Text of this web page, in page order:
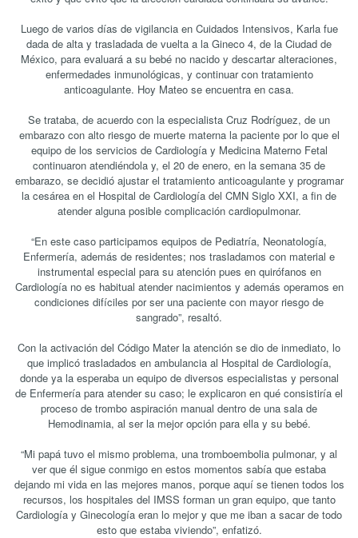
Luego de varios días de vigilancia en Cuidados Intensivos, Karla fue
dada de alta y trasladada de vuelta a la Gineco 4, de la Ciudad de
México, para evaluará a su bebé no nacido y descartar alteraciones,
enfermedades inmunológicas, y continuar con tratamiento
anticoagulante. Hoy Mateo se encuentra en casa.
Se trataba, de acuerdo con la especialista Cruz Rodríguez, de un
embarazo con alto riesgo de muerte materna la paciente por lo que el
equipo de los servicios de Cardiología y Medicina Materno Fetal
continuaron atendiéndola y, el 20 de enero, en la semana 35 de
embarazo, se decidió ajustar el tratamiento anticoagulante y programar
la cesárea en el Hospital de Cardiología del CMN Siglo XXI, a fin de
atender alguna posible complicación cardiopulmonar.
“En este caso participamos equipos de Pediatría, Neonatología,
Enfermería, además de residentes; nos trasladamos con material e
instrumental especial para su atención pues en quirófanos en
Cardiología no es habitual atender nacimientos y además operamos en
condiciones difíciles por ser una paciente con mayor riesgo de
sangrado”, resaltó.
Con la activación del Código Mater la atención se dio de inmediato, lo
que implicó trasladados en ambulancia al Hospital de Cardiología,
donde ya la esperaba un equipo de diversos especialistas y personal
de Enfermería para atender su caso; le explicaron en qué consistiría el
proceso de trombo aspiración manual dentro de una sala de
Hemodinamia, al ser la mejor opción para ella y su bebé.
“Mi papá tuvo el mismo problema, una tromboembolia pulmonar, y al
ver que él sigue conmigo en estos momentos sabía que estaba
dejando mi vida en las mejores manos, porque aquí se tienen todos los
recursos, los hospitales del IMSS forman un gran equipo, que tanto
Cardiología y Ginecología eran lo mejor y que me iban a sacar de todo
esto que estaba viviendo”, enfatizó.